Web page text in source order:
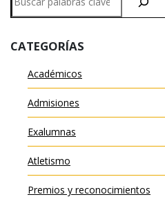
en
CATEGORÍAS
Académicos
Admisiones
Exalumnas
Atletismo
Premios y reconocimientos